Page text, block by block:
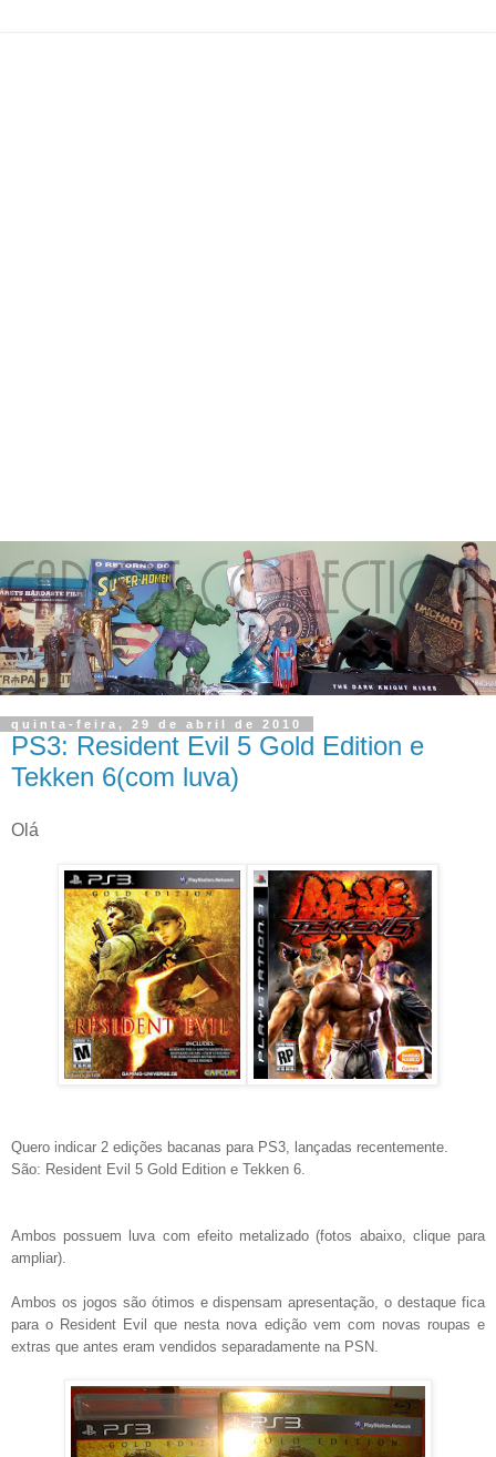
quinta-feira, 29 de abril de 2010
PS3: Resident Evil 5 Gold Edition e
Tekken 6(com luva)
Olá
Quero indicar 2 edições bacanas para PS3, lançadas recentemente.
São: Resident Evil 5 Gold Edition e Tekken 6.
Ambos possuem luva com efeito metalizado (fotos abaixo, clique para
ampliar).
Ambos os jogos são ótimos e dispensam apresentação, o destaque fica
para o Resident Evil que nesta nova edição vem com novas roupas e
extras que antes eram vendidos separadamente na PSN.